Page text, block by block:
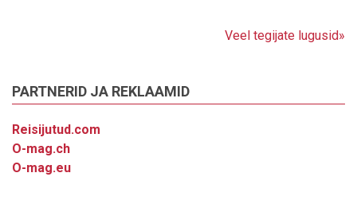
Veel tegijate lugusid»
PARTNERID JA REKLAAMID
Reisijutud.com
O-mag.ch
O-mag.eu